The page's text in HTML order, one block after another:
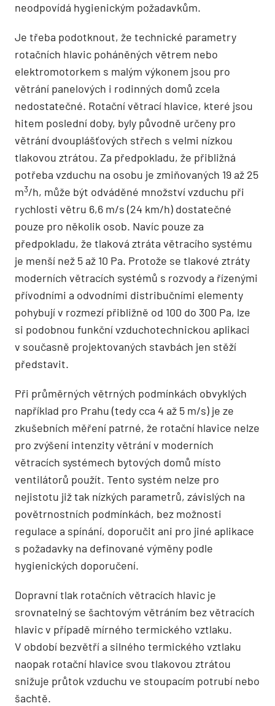
neodpovídá hygienickým požadavkům.
Je třeba podotknout, že technické parametry
rotačních hlavic poháněných větrem nebo
elektromotorkem s malým výkonem jsou pro
větrání panelových i rodinných domů zcela
nedostatečné. Rotační větrací hlavice, které jsou
hitem poslední doby, byly původně určeny pro
větrání dvouplášťových střech s velmi nízkou
tlakovou ztrátou. Za předpokladu, že přibližná
potřeba vzduchu na osobu je zmiňovaných 19 až 25
m3/h, může být odváděné množství vzduchu při
rychlosti větru 6,6 m/s (24 km/h) dostatečné
pouze pro několik osob. Navíc pouze za
předpokladu, že tlaková ztráta větracího systému
je menší než 5 až 10 Pa. Protože se tlakové ztráty
moderních větracích systémů s rozvody a řízenými
přívodními a odvodními distribučními elementy
pohybují v rozmezí přibližně od 100 do 300 Pa, lze
si podobnou funkční vzduchotechnickou aplikaci
v současně projektovaných stavbách jen stěží
představit.
Při průměrných větrných podmínkách obvyklých
například pro Prahu (tedy cca 4 až 5 m/s) je ze
zkušebních měření patrné, že rotační hlavice nelze
pro zvýšení intenzity větrání v moderních
větracích systémech bytových domů místo
ventilátorů použít. Tento systém nelze pro
nejistotu již tak nízkých parametrů, závislých na
povětrnostních podmínkách, bez možnosti
regulace a spínání, doporučit ani pro jiné aplikace
s požadavky na definované výměny podle
hygienických doporučení.
Dopravní tlak rotačních větracích hlavic je
srovnatelný se šachtovým větráním bez větracích
hlavic v případě mírného termického vztlaku.
V období bezvětří a silného termického vztlaku
naopak rotační hlavice svou tlakovou ztrátou
snižuje průtok vzduchu ve stoupacím potrubí nebo
šachtě.